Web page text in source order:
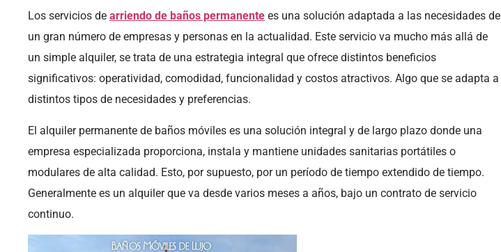
Los servicios de arriendo de baños permanente es una solución adaptada a las necesidades de
un gran número de empresas y personas en la actualidad. Este servicio va mucho más allá de
un simple alquiler, se trata de una estrategia integral que ofrece distintos beneficios
significativos: operatividad, comodidad, funcionalidad y costos atractivos. Algo que se adapta a
distintos tipos de necesidades y preferencias.
El alquiler permanente de baños móviles es una solución integral y de largo plazo donde una
empresa especializada proporciona, instala y mantiene unidades sanitarias portátiles o
modulares de alta calidad. Esto, por supuesto, por un período de tiempo extendido de tiempo.
Generalmente es un alquiler que va desde varios meses a años, bajo un contrato de servicio
continuo.